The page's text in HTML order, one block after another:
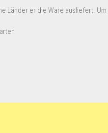
Länder er die Ware ausliefert.